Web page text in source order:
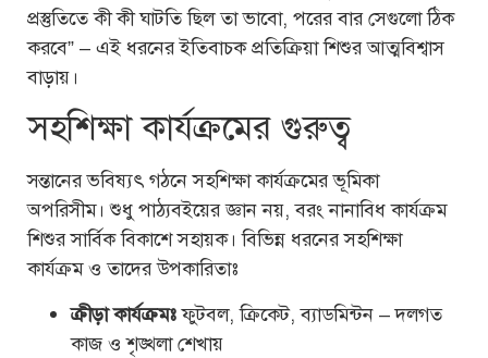
প্রস্তুতিতে কী কী ঘাটতি ছিল তা ভাবো, পরের বার সেগুলো ঠিক
করবে” – এই ধরনের ইতিবাচক প্রতিক্রিয়া শিশুর আত্মবিশ্বাস
বাড়ায়।
সহশিক্ষা কার্যক্রমের গুরুত্ব
সন্তানের ভবিষ্যৎ গঠনে সহশিক্ষা কার্যক্রমের ভূমিকা
অপরিসীম। শুধু পাঠ্যবইয়ের জ্ঞান নয়, বরং নানাবিধ কার্যক্রম
শিশুর সার্বিক বিকাশে সহায়ক। বিভিন্ন ধরনের সহশিক্ষা
কার্যক্রম ও তাদের উপকারিতাঃ
ক্রীড়া কার্যক্রমঃফুটবল, ক্রিকেট, ব্যাডমিন্টন – দলগত
কাজ ও শৃঙ্খলা শেখায়